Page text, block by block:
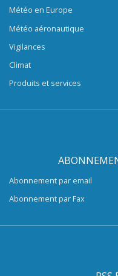
Météo en Europe
Météo aéronautique
Vigilances
Climat
Produits et services
Abonnement par email
Abonnement par Fax